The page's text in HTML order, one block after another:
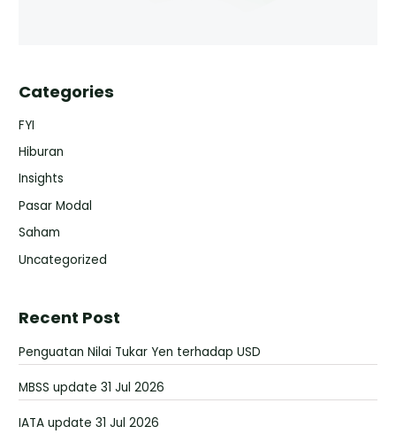
Categories
FYI
Hiburan
Insights
Pasar Modal
Saham
Uncategorized
Recent Post
Penguatan Nilai Tukar Yen terhadap USD
MBSS update 31 Jul 2026
IATA update 31 Jul 2026